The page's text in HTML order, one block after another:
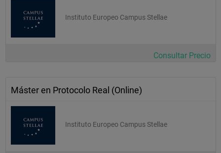
Instituto Europeo Campus Stellae
Consultar Precio
Máster en Protocolo Real (Online)
Instituto Europeo Campus Stellae